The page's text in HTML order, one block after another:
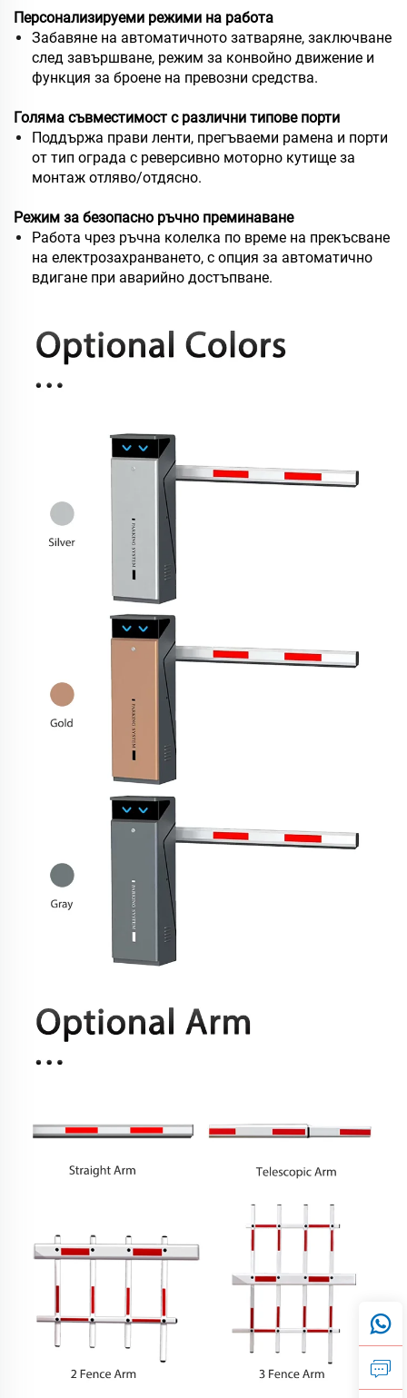
Персонализируеми режими на работа
Забавяне на автоматичното затваряне, заключване
след завършване, режим за конвойно движение и
функция за броене на превозни средства.
Голяма съвместимост с различни типове порти
Поддържа прави ленти, прегъваеми рамена и порти
от тип ограда с реверсивно моторно кутище за
монтаж отляво/отдясно.
Режим за безопасно ръчно преминаване
Работа чрез ръчна колелка по време на прекъсване
на електрозахранването, с опция за автоматично
вдигане при аварийно достъпване.